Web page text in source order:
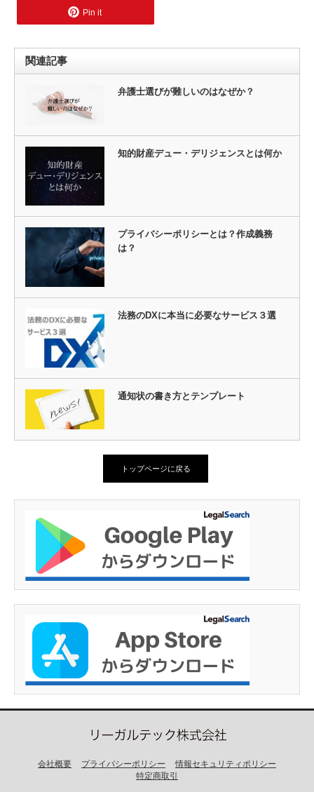
Pin it
関連記事
弁護士選びが難しいのはなぜか？
知的財産デュー・デリジェンスとは何か
プライバシーポリシーとは？作成義務
は？
法務のDXに本当に必要なサービス３選
通知状の書き方とテンプレート
トップページに戻る
会社概要 プライバシーポリシー
情報セキュリティポリシー
特定商取引